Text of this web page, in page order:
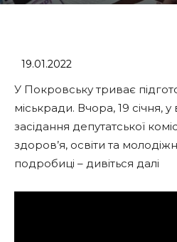
19.01.2022
У Покровську триває
міськради. Вчора, 19 січня,
засідання депутатської
здоров’я, освіти та
подробиці – дивіться далі